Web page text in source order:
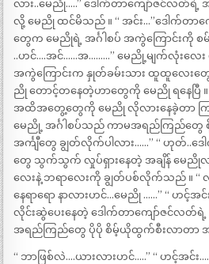
လား..မေညို…..” ဒေါက်တာကျော်ဇင်လတ်
လို့ မေညို ထင်မိသည် ။ “ အင်း…”ဒေါက်တာက
တွေက မေညိုရဲ့ အင်္ဂါစပ် အကွဲကြောင်းကို
..ဟင်….အင်……အ………” မေညို့မျက်လုံးလေ
အကွဲကြောင်းက နှုတ်ခမ်းသား ထူထူလေးတွ
ညို တောင့်တနေတဲ့ဟာတွေကို မေညို ရနေပြီ
အထိအတွေ့တွေကို မေညို လိုလားနေခဲ့တာ ကြ
မေညို့ အင်္ဂါစပ်သည် ကာမအရည်ကြည်တွေ စို
အင်္ကျီတွေ ချွတ်လိုက်ပါလား……” “ ဟုတ်..ဒေ
တွေ သွက်သွက် လှုပ်ရှားနေတဲ့ အချိန် မေညို
လေးနဲ့ ဘရာလေးကို ချွတ်ပစ်လိုက်သည် ။ “
နေရာရော နာလားဟင်…မေညို ……” “ ဟင့်အင်
လိုင်းဆွဲပေးနေတဲ့ ဒေါက်တာကျော်ဇင်လတ်ရဲ့
အရည်ကြည်တွေ ပိုပို စိမ့်ယိုထွက်စီးလာတာ အ
“ ဘာဖြစ်လဲ….ယားလားဟင်…..” “ ဟင့်အင်း